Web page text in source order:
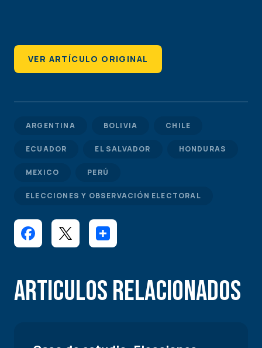
VER ARTÍCULO ORIGINAL
ARGENTINA BOLIVIA CHILE
ECUADOR EL SALVADOR HONDURAS
MEXICO PERÚ
ELECCIONES Y OBSERVACIÓN ELECTORAL
Articulos Relacionados